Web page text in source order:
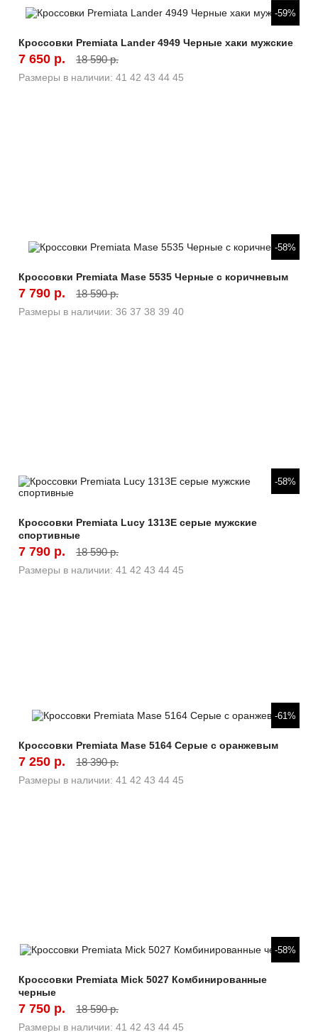
Быстрый просмотр -59%
Кроссовки Premiata Lander 4949 Черные хаки мужские
7 650 р. 18 590 р.
Размеры в наличии: 41 42 43 44 45
Быстрый просмотр -58%
Кроссовки Premiata Mase 5535 Черные с коричневым
7 790 р. 18 590 р.
Размеры в наличии: 36 37 38 39 40
Быстрый просмотр -58%
Кроссовки Premiata Lucy 1313E серые мужские
спортивные
7 790 р. 18 590 р.
Размеры в наличии: 41 42 43 44 45
Быстрый просмотр -61%
Кроссовки Premiata Mase 5164 Серые с оранжевым
7 250 р. 18 390 р.
Размеры в наличии: 41 42 43 44 45
Быстрый просмотр -58%
Кроссовки Premiata Mick 5027 Комбинированные
черные
7 750 р. 18 590 р.
Размеры в наличии: 41 42 43 44 45